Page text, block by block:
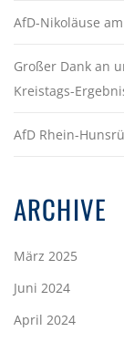
AfD-Nikoläuse
Großer Dank an
Kreistags-
AfD Rhein-
ARCHIVE
März 2025
Juni 2024
April 2024